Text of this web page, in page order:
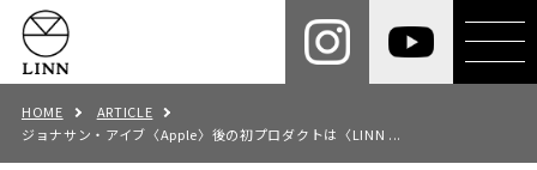
HOME
ARTICLE
ジョナサン・アイブ〈Apple〉後の初プロダクトは〈LINN ...